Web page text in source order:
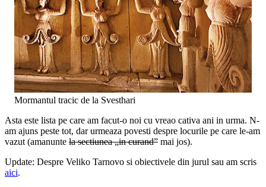
Mormantul tracic de la Svesthari
Asta este lista pe care am facut-o noi cu vreao cativa ani in urma. N-
am ajuns peste tot, dar urmeaza povesti despre locurile pe care le-am
vazut (amanunte la sectiunea „in curand” mai jos).
Update: Despre Veliko Tarnovo si obiectivele din jurul sau am scris
aici.